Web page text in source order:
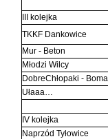
III kolejka
TKKF Dankowice
Mur - Beton
Młodzi Wilcy
DobreChłopaki -
Ułaaa…
IV kolejka
Naprzód Tyłowice